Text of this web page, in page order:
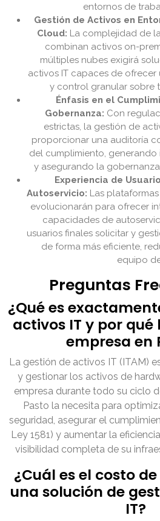
entornos de
Gestión de Activos en
Cloud: La complejidad de
combinan activos on-
múltiples nubes exigirá
activos IT capaces de
y control granular sobre
Énfasis en el
Gobernanza: Con
estrictas, la gestión de
proporcionar una auditoría
del cumplimiento,
y asegurando la
Experiencia de
Autoservicio: Las
evolucionarán para ofrecer
capacidades de
usuarios finales solicitar y
de forma más eficiente,
equipo
Preguntas
¿Qué es
activos IT y por
empresa en
La gestión de activos IT (ITAM)
y gestionar los activos de
empresa durante todo su ciclo
Pasto la necesita para
seguridad, asegurar el
Ley 1581) y aumentar la
visibilidad completa de su
¿Cuál es el costo
una solución de
IT?